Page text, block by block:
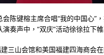
陈键榕主席合唱“我的中国心”
奏声中，“双庆”活动徐徐拉下帷
三山会馆和美国福建四海商会